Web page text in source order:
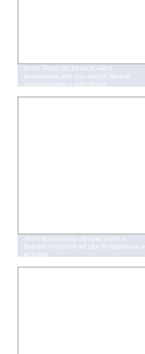
6inch Piatto da forno in vetro
borosilicato alto con design floreali
personalizzati a tutto tondo
Vetro borosilicato alto per porte e
finestre resistenti ad alta temperatura e
al fuoco